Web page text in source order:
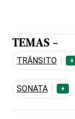
TEMAS -
TRÁNSITO +
SONATA +